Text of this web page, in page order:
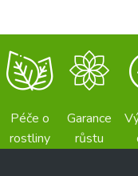
Péče o
rostliny
Garance
růstu